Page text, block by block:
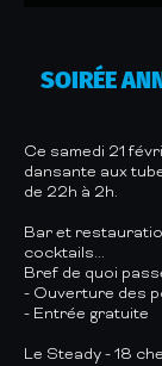
SOIRÉE
Ce samedi 21
dansante aux
de 22h à 2h.
Bar et
cocktails...
Bref de quoi
- Ouverture des
- Entrée gratuite
Le Steady - 18